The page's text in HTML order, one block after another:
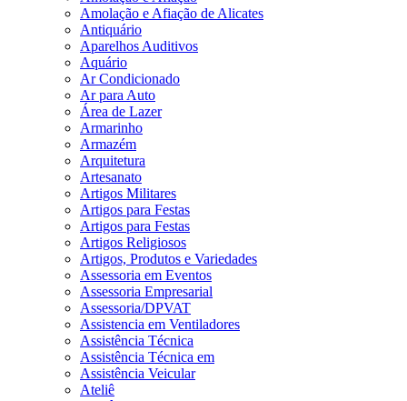
Amolação e Afiação de Alicates
Antiquário
Aparelhos Auditivos
Aquário
Ar Condicionado
Ar para Auto
Área de Lazer
Armarinho
Armazém
Arquitetura
Artesanato
Artigos Militares
Artigos para Festas
Artigos para Festas
Artigos Religiosos
Artigos, Produtos e Variedades
Assessoria em Eventos
Assessoria Empresarial
Assessoria/DPVAT
Assistencia em Ventiladores
Assistência Técnica
Assistência Técnica em
Assistência Veicular
Ateliê